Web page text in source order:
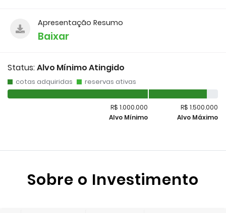
Apresentação Resumo
Baixar
Status:Alvo Mínimo Atingido
cotas adquiridas reservas ativas
R$ 1.000.000
Alvo Mínimo
R$ 1.500.000
Alvo Máximo
Sobre o Investimento